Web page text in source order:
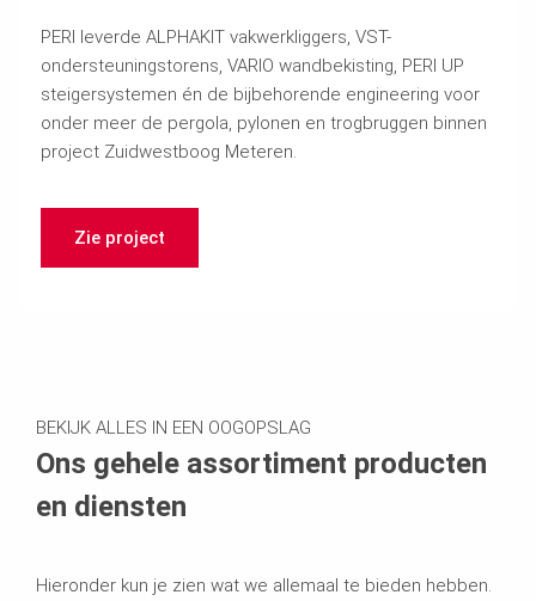
PERI leverde ALPHAKIT vakwerkliggers, VST-
ondersteuningstorens, VARIO wandbekisting, PERI UP
steigersystemen én de bijbehorende engineering voor
onder meer de pergola, pylonen en trogbruggen binnen
project Zuidwestboog Meteren.
Zie project
BEKIJK ALLES IN EEN OOGOPSLAG
Ons gehele assortiment producten
en diensten
Hieronder kun je zien wat we allemaal te bieden hebben.